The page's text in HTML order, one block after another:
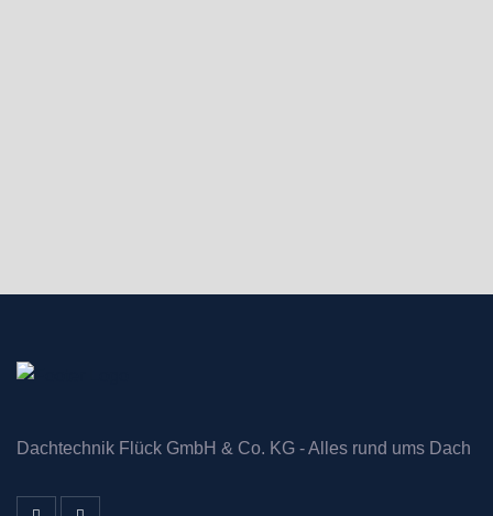
Dachtechnik Flück GmbH & Co. KG - Alles rund ums Dach